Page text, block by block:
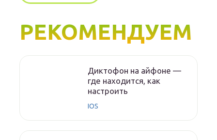
РЕКОМЕНДУЕМ
Диктофон на айфоне —
где находится, как
настроить
IOS